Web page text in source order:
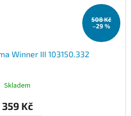
508 Kč
–29 %
Winner III 103150.332
Skladem
359 Kč